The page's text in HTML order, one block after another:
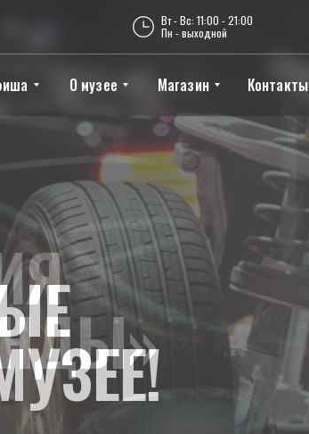
Вт - Вс: 11:00 - 21:00
Пн - выходной
О музее Магазин Контакты